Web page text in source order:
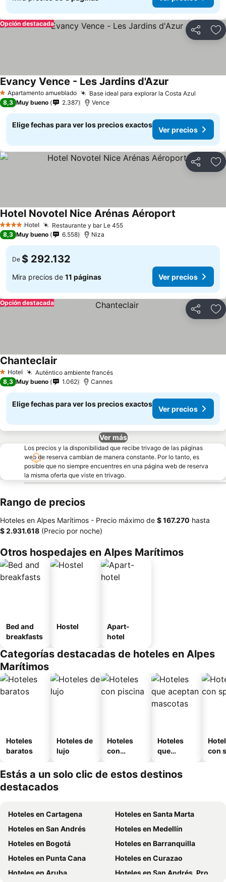
Compartir
Opción destacada
1 Estrellas
Apartamento amueblado Base ideal para explorar la Costa Azul
Evancy Vence - Les Jardins d'Azur
8,3 Muy bueno 2.387 Vence
Elige fechas para ver los precios exactos
Ver precios
Compartir
4 EstrellasHotel Restaurante y bar Le 455
Hotel Novotel Nice Arénas Aéroport
8,3 Muy bueno 6.558 Niza
De $ 292.132
Mira precios de 11 páginas Ver precios
Compartir
Opción destacada
1 Estrellas
Hotel Auténtico ambiente francés
Chanteclair
8,3 Muy bueno 1.062 Cannes
Elige fechas para ver los precios exactos
Ver precios
Ver más
Los precios y la disponibilidad que recibe trivago de las páginas
web de reserva cambian de manera constante. Por lo tanto, es
posible que no siempre encuentres en una página web de reserva
la misma oferta que viste en trivago.
Rango de precios
Hoteles en Alpes Marítimos - Precio máximo de ‎$ 167.270 hasta
‎$ 2.931.618 (Precio por noche)
Otros hospedajes en Alpes Marítimos
Bed and
breakfasts
Hostel
Apart-
hotel
Categorías destacadas de hoteles en Alpes
Marítimos
Hoteles
baratos
Hoteles de
lujo
Hoteles
con
Hoteles
que
mascotas
con
Estás a un solo clic de estos destinos
destacados
Hoteles en Cartagena
Hoteles en Santa Marta
Hoteles en San Andrés
Hoteles en Medellín
Hoteles en Bogotá
Hoteles en Barranquilla
Hoteles en Punta Cana
Hoteles en Curazao
Hoteles en Aruba
Hoteles en San Andrés, Providencia and Santa Catalina